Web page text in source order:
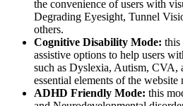
the convenience of users with
Degrading Eyesight, Tunnel
others.
Cognitive Disability Mode: this
assistive options to help users
such as Dyslexia, Autism, CVA,
essential elements of the website
ADHD Friendly Mode: this